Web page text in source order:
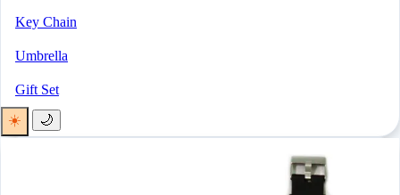
Key Chain
Umbrella
Gift Set
☀️
🌙